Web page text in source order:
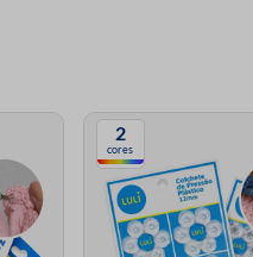
2
cores